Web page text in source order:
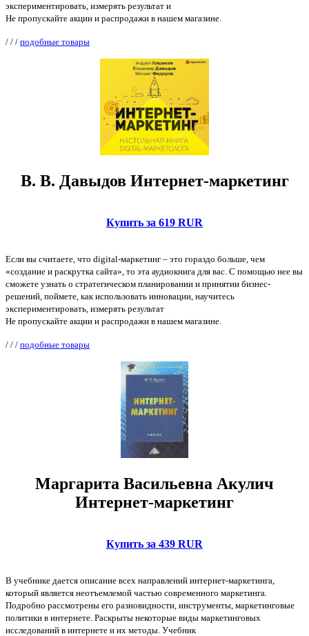
экспериментировать, измерять результат и
Не пропускайте акции и распродажи в нашем магазине.
/ / / подобные товары
В. В. Давыдов Интернет-маркетинг
Купить за 619 RUR
Если вы считаете, что digital-маркетинг – это гораздо больше, чем
«создание и раскрутка сайта», то эта аудиокнига для вас. С помощью нее вы
сможете узнать о стратегическом планировании и принятии бизнес-
решений, поймете, как использовать инновации, научитесь
экспериментировать, измерять результат
Не пропускайте акции и распродажи в нашем магазине.
/ / / подобные товары
Маргарита Васильевна Акулич
Интернет-маркетинг
Купить за 439 RUR
В учебнике дается описание всех направлений интернет-маркетинга,
который является неотъемлемой частью современного маркетинга.
Подробно рассмотрены его разновидности, инструменты, маркетинговые
политики в интернете. Раскрыты некоторые виды маркетинговых
исследований в интернете и их методы. Учебник